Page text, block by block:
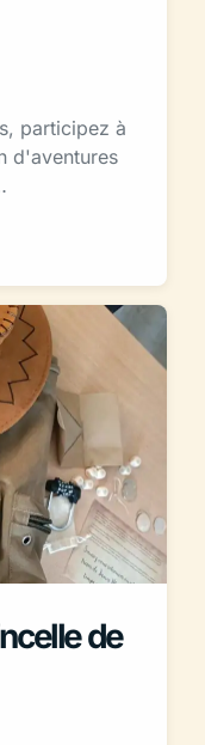
participez à
d'aventures
de